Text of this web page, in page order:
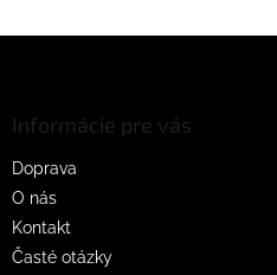
Informácie pre vás
Doprava
O nás
Kontakt
Časté otázky